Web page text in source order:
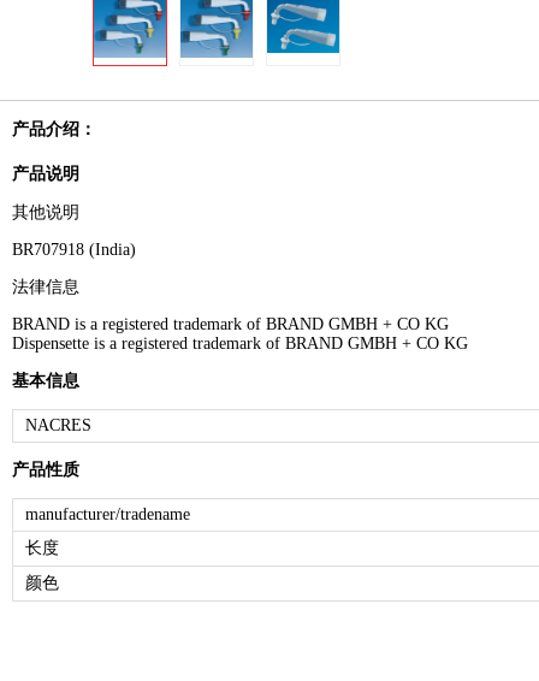
产品介绍：
产品说明
其他说明
BR707918 (India)
法律信息
BRAND is a registered trademark of BRAND GMBH + CO KG
Dispensette is a registered trademark of BRAND GMBH + CO KG
基本信息
NACRES
产品性质
manufacturer/tradename
长度
颜色